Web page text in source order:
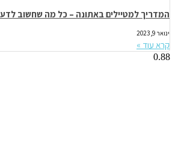
המדריך למטיילים באתונה – כל מה שחשוב
ינואר 9, 2023
קרא עוד »